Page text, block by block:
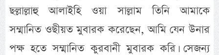
ছল্লাল্লাহু আলাইহি ওয়া সাল্লাম তিনি আমাকে
সম্মানিত ওছীয়ত মুবারক করেছেন, আমি যেন উনার
পক্ষ হতে সম্মানিত কুরবানী মুবারক করি। সেজন্য